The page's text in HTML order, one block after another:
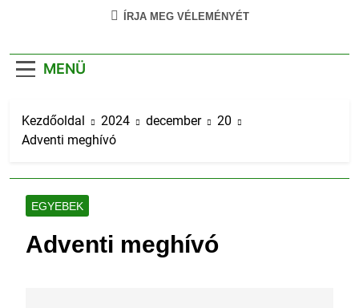
ÍRJA MEG VÉLEMÉNYÉT
MENÜ
Kezdőoldal 2024 december
20
Adventi meghívó
EGYEBEK
Adventi meghívó